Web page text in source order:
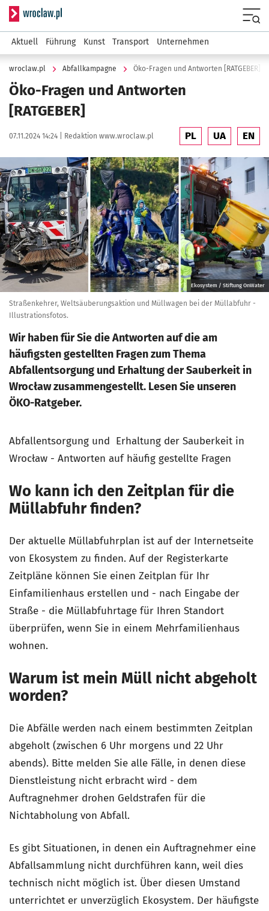
Serwis informacyjny wroclaw.pl
Aktuell Führung Kunst Transport Unternehmen
wroclaw.pl Abfallkampagne Öko-Fragen und Antworten [RATGEBER]
Öko-Fragen und Antworten
[RATGEBER]
Data publikacji:
07.11.2024 14:24 | Autor:
Redaktion www.wroclaw.pl PL UA EN
Kliknij, aby powiększyć
Ekosystem / Stiftung OnWater
Straßenkehrer, Weltsäuberungsaktion und Müllwagen bei der Müllabfuhr -
Illustrationsfotos.
Wir haben für Sie die Antworten auf die am
häufigsten gestellten Fragen zum Thema
Abfallentsorgung und Erhaltung der Sauberkeit in
Wrocław zusammengestellt. Lesen Sie unseren
ÖKO-Ratgeber.
Abfallentsorgung und Erhaltung der Sauberkeit in
Wrocław - Antworten auf häufig gestellte Fragen
Wo kann ich den Zeitplan für die
Müllabfuhr finden?
Der aktuelle Müllabfuhrplan ist auf der Internetseite
von Ekosystem zu finden. Auf der Registerkarte
Zeitpläne können Sie einen Zeitplan für Ihr
Einfamilienhaus erstellen und - nach Eingabe der
Straße - die Müllabfuhrtage für Ihren Standort
überprüfen, wenn Sie in einem Mehrfamilienhaus
wohnen.
Warum ist mein Müll nicht abgeholt
worden?
Die Abfälle werden nach einem bestimmten Zeitplan
abgeholt (zwischen 6 Uhr morgens und 22 Uhr
abends). Bitte melden Sie alle Fälle, in denen diese
Dienstleistung nicht erbracht wird - dem
Auftragnehmer drohen Geldstrafen für die
Nichtabholung von Abfall.
Es gibt Situationen, in denen ein Auftragnehmer eine
Abfallsammlung nicht durchführen kann, weil dies
technisch nicht möglich ist. Über diesen Umstand
unterrichtet er unverzüglich Ekosystem. Der häufigste